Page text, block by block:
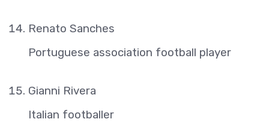
Renato Sanches
Portuguese association football player
Gianni Rivera
Italian footballer